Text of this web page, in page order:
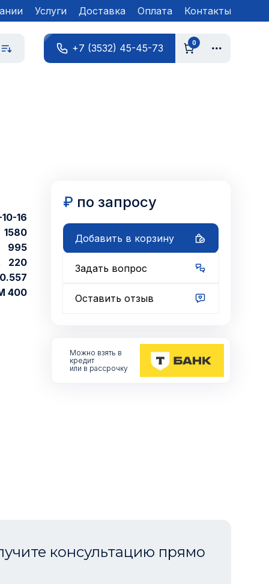
Услуги Доставка Оплата Контакты
+7 (3532) 45-45-73 0
16
1580
995
220
0.557
400
₽ по запросу
Добавить в корзину
Задать вопрос
Оставить отзыв
Можно взять в
кредит
или в рассрочку
консультацию прямо